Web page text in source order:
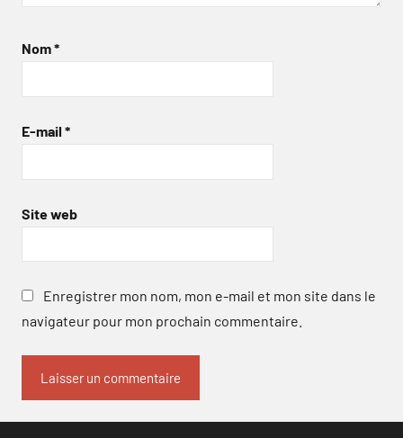
Nom*
E-mail *
Site web
Enregistrer mon nom, mon e-mail et mon site dans le
navigateur pour mon prochain commentaire.